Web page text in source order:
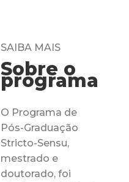
SAIBA MAIS
Sobre o
programa
O Programa de
Pós-Graduação
Stricto-Sensu,
mestrado e
doutorado, foi